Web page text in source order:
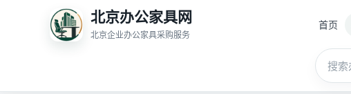
北京办公家具网
北京企业办公家具采购服务
首页